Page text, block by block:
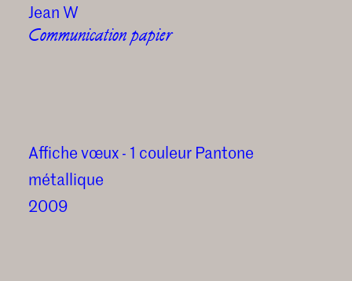
Jean W
Communication papier
Affiche vœux - 1 couleur Pantone
métallique
2009